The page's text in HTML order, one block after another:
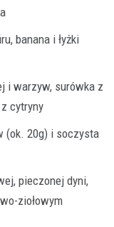
banana i łyżki
i warzyw, surówka z
cytryny
(ok. 20g) i soczysta
pieczonej dyni,
ziołowym